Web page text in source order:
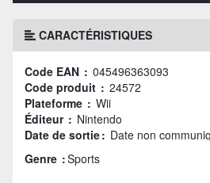
CARACTÉRISTIQUES
Code EAN : 045496363093
Code produit : 24572
Plateforme : Wii
Éditeur : Nintendo
Date de sortie : Date non
Genre :Sports